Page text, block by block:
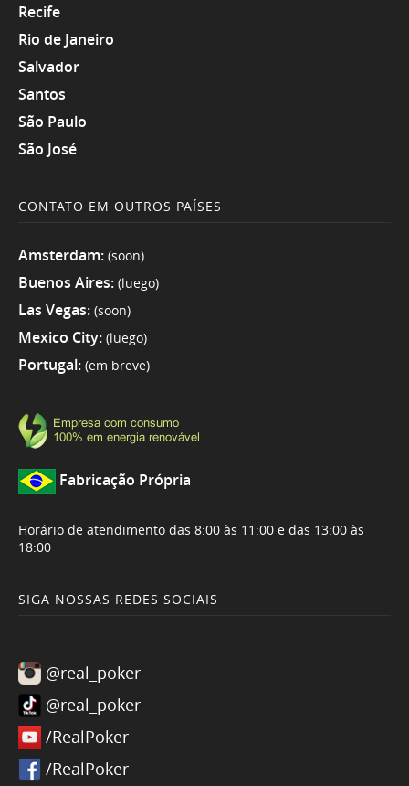
Recife
Rio de Janeiro
Salvador
Santos
São Paulo
São José
CONTATO EM OUTROS PAÍSES
Amsterdam: (soon)
Buenos Aires: (luego)
Las Vegas: (soon)
Mexico City: (luego)
Portugal: (em breve)
Fabricação Própria
Horário de atendimento das 8:00 às 11:00 e das 13:00 às
18:00
SIGA NOSSAS REDES SOCIAIS
@real_poker
@real_poker
/RealPoker
/RealPoker